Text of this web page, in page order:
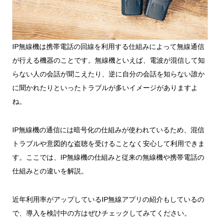
IP無線機は携帯電話の回線を利用する仕組みによって無線通信
が行える機器のことです。無線機といえば、電波が混信して知
らない人の会話が聞こえたり、逆に自分の会話を知らない誰か
に聞かれたりといったトラブルが多いイメージがありますよ
ね。
IP無線機の通信には暗号化の仕組みが使われているため、混信
トラブルや意図的な盗聴を受けることなく安心して利用できま
す。ここでは、 IP無線機の仕組みと従来の無線機や携帯電話の
仕組みとの違いを解説。
近年利用率がアップしているIP無線アプリの紹介もしているの
で、導入を検討中の方はぜひチェックしてみてください。